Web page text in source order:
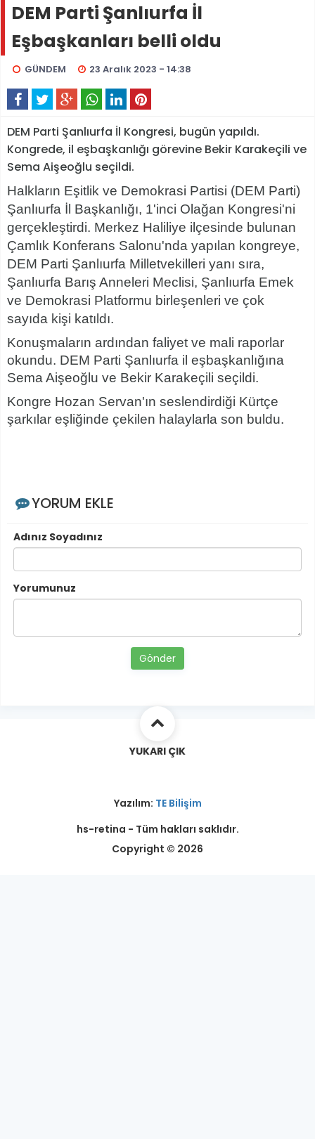
DEM Parti Şanlıurfa İl
Eşbaşkanları belli oldu
GÜNDEM 23 Aralık 2023 - 14:38
DEM Parti Şanlıurfa İl Kongresi, bugün yapıldı.
Kongrede, il eşbaşkanlığı görevine Bekir Karakeçili ve
Sema Aişeoğlu seçildi.
Halkların Eşitlik ve Demokrasi Partisi (DEM Parti)
Şanlıurfa İl Başkanlığı, 1'inci Olağan Kongresi'ni
gerçekleştirdi. Merkez Haliliye ilçesinde bulunan
Çamlık Konferans Salonu'nda yapılan kongreye,
DEM Parti Şanlıurfa Milletvekilleri yanı sıra,
Şanlıurfa Barış Anneleri Meclisi, Şanlıurfa Emek
ve Demokrasi Platformu birleşenleri ve çok
sayıda kişi katıldı.
Konuşmaların ardından faliyet ve mali raporlar
okundu. DEM Parti Şanlıurfa il eşbaşkanlığına
Sema Aişeoğlu ve Bekir Karakeçili seçildi.
Kongre Hozan Servan'ın seslendirdiği Kürtçe
şarkılar eşliğinde çekilen halaylarla son buldu.
YORUM EKLE
Adınız Soyadınız
Yorumunuz
Gönder
YUKARI ÇIK
Yazılım: TE Bilişim
hs-retina - Tüm hakları saklıdır.
Copyright © 2026